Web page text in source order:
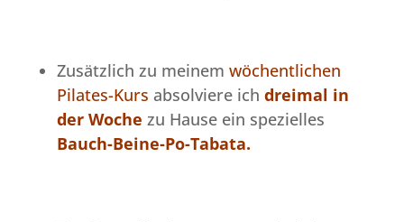
Zusätzlich zu meinem wöchentlichen
Pilates-Kurs absolviere ich dreimal in
der Woche zu Hause ein spezielles
Bauch-Beine-Po-Tabata.